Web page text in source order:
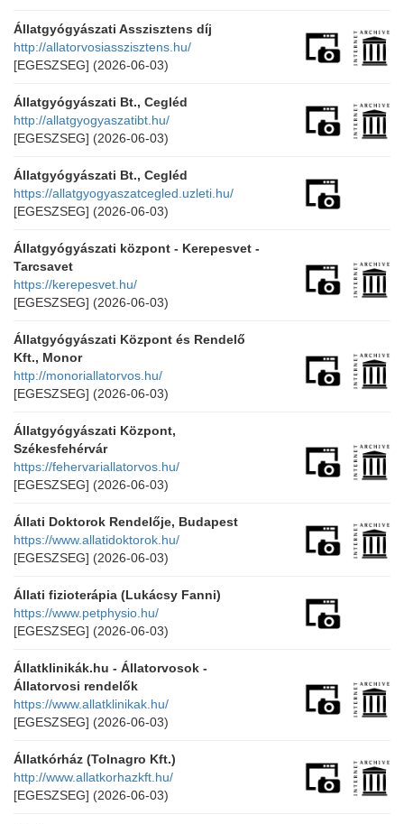
Állatgyógyászati Asszisztens díj
http://allatorvosiasszisztens.hu/
[EGESZSEG] (2026-06-03)
Állatgyógyászati Bt., Cegléd
http://allatgyogyaszatibt.hu/
[EGESZSEG] (2026-06-03)
Állatgyógyászati Bt., Cegléd
https://allatgyogyaszatcegled.uzleti.hu/
[EGESZSEG] (2026-06-03)
Állatgyógyászati központ - Kerepesvet -
Tarcsavet
https://kerepesvet.hu/
[EGESZSEG] (2026-06-03)
Állatgyógyászati Központ és Rendelő
Kft., Monor
http://monoriallatorvos.hu/
[EGESZSEG] (2026-06-03)
Állatgyógyászati Központ,
Székesfehérvár
https://fehervariallatorvos.hu/
[EGESZSEG] (2026-06-03)
Állati Doktorok Rendelője, Budapest
https://www.allatidoktorok.hu/
[EGESZSEG] (2026-06-03)
Állati fizioterápia (Lukácsy Fanni)
https://www.petphysio.hu/
[EGESZSEG] (2026-06-03)
Állatklinikák.hu - Állatorvosok -
Állatorvosi rendelők
https://www.allatklinikak.hu/
[EGESZSEG] (2026-06-03)
Állatkórház (Tolnagro Kft.)
http://www.allatkorhazkft.hu/
[EGESZSEG] (2026-06-03)